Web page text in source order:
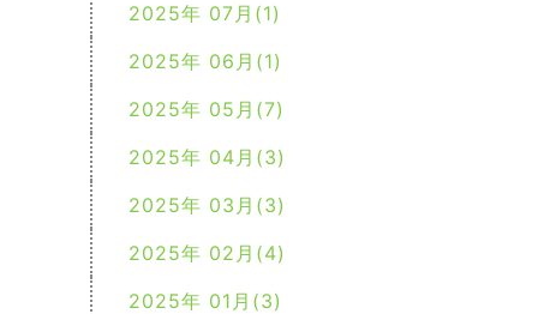
2025年 07月(1)
2025年 06月(1)
2025年 05月(7)
2025年 04月(3)
2025年 03月(3)
2025年 02月(4)
2025年 01月(3)